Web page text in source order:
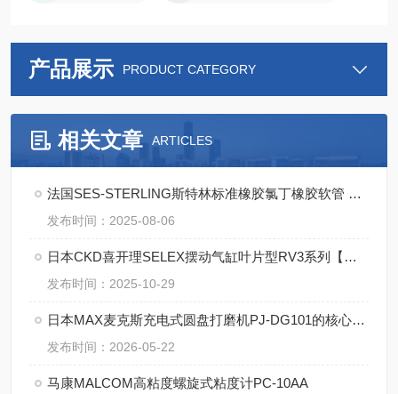
产品展示 PRODUCT CATEGORY
相关文章 ARTICLES
法国SES-STERLING斯特林标准橡胶氯丁橡胶软管 A0-M的优点
发布时间：2025-08-06
日本CKD喜开理SELEX摆动气缸叶片型RV3系列【湖南中村】
发布时间：2025-10-29
日本MAX麦克斯充电式圆盘打磨机PJ-DG101的核心技术
发布时间：2026-05-22
马康MALCOM高粘度螺旋式粘度计PC-10AA